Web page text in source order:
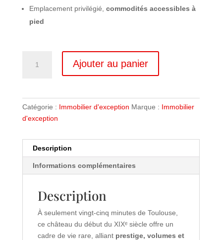
Emplacement privilégié, commodités accessibles à
pied
Ajouter au panier
Catégorie : Immobilier d'exception Marque : Immobilier
d'exception
Description
Informations complémentaires
Description
À seulement vingt-cinq minutes de Toulouse,
ce château du début du XIXᵉ siècle offre un
cadre de vie rare, alliant prestige, volumes et